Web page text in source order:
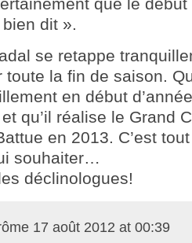
bien dit ».
se retappe
toute la fin de saison.
en début
qu’il réalise le Grand
en 2013. C’est
souhaiter…
déclinologues!
17 août 2012 at 00:39